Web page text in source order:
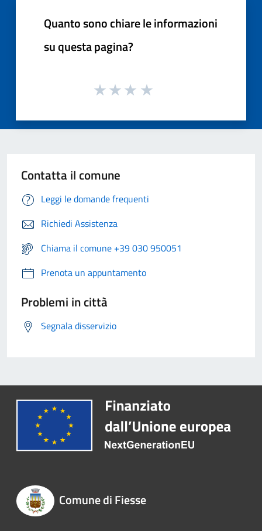
Quanto sono chiare le informazioni
su questa pagina?
Contatta il comune
Leggi le domande frequenti
Richiedi Assistenza
Chiama il comune +39 030 950051
Prenota un appuntamento
Problemi in città
Segnala disservizio
Comune di Fiesse